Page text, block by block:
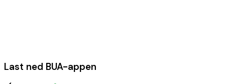
Last ned BUA-appen